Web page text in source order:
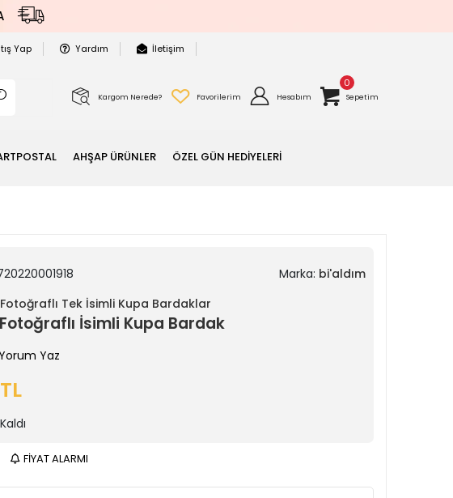
Yap Yardım İletişim
Kargom Nerede? Favorilerim Hesabım
0
Sepetim
AHŞAP ÜRÜNLER ÖZEL GÜN HEDİYELERİ
Marka: bi'aldım
Tek İsimli Kupa Bardaklar
İsimli Kupa Bardak
Yaz
FİYAT ALARMI